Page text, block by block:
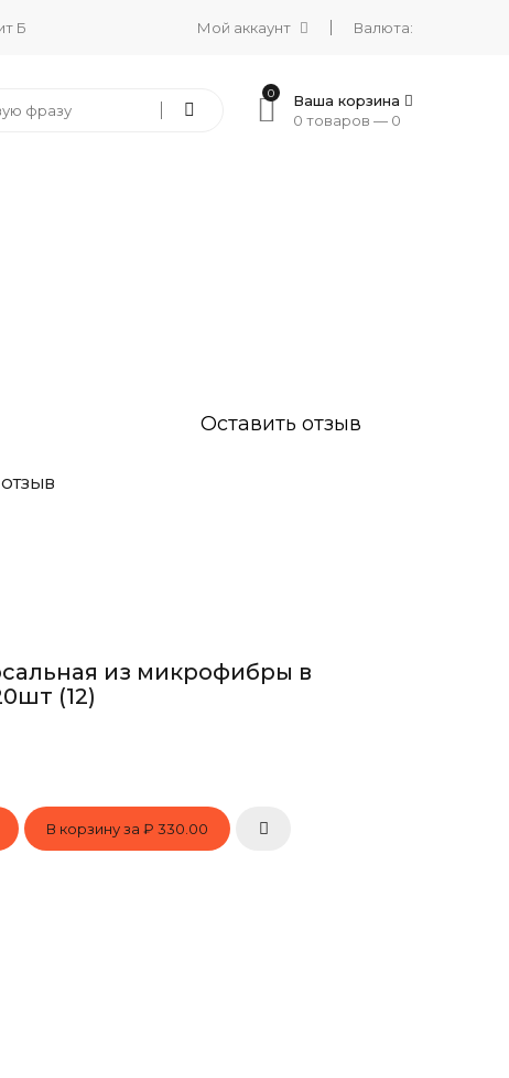
Б Мой аккаунт Валюта:
0
Ваша корзина
0 товаров — 0
Оставить отзыв
из микрофибры в
(12)
В корзину за ₽ 330.00